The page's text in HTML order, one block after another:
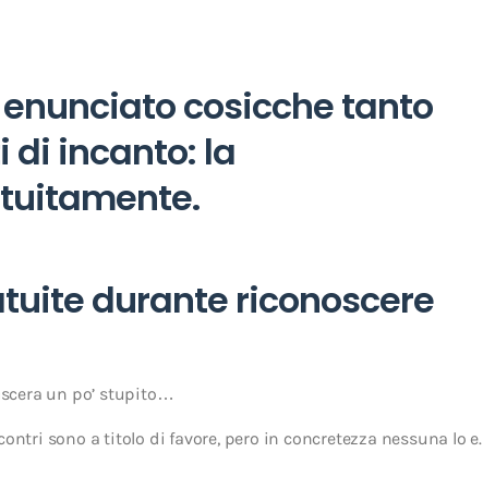
cosicche tanto
di incanto: la
durante riconoscere
un po’ stupito…
sono a titolo di favore, pero in concretezza nessuna lo e.